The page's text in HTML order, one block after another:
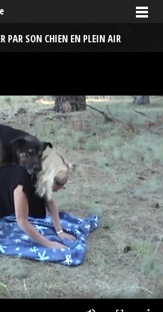
PAR SON CHIEN EN PLEIN AIR